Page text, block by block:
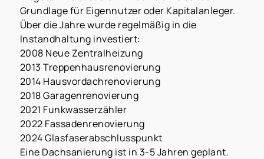
Grundlage für Eigennutzer oder Kapitalanleger.
Über die Jahre wurde regelmäßig in die
Instandhaltung investiert:
2008 Neue Zentralheizung
2013 Treppenhausrenovierung
2014 Hausvordachrenovierung
2018 Garagenrenovierung
2021 Funkwasserzähler
2022 Fassadenrenovierung
2024 Glasfaserabschlusspunkt
Eine Dachsanierung ist in 3-5 Jahren geplant.